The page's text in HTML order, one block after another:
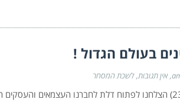
בעולם הגדול !
אין תגובות לשכת המסחר
אתמול (יום ב' 23.10.17) הצלחנו לפתוח דלת לחברנו